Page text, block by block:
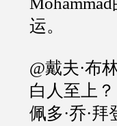
运。
@戴夫·布
白人至上？
佩多·乔·